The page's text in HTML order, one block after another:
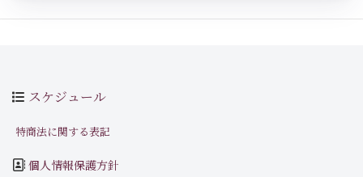
スケジュール
特商法に関する表記
個人情報保護方針